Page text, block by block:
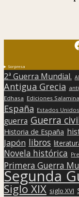
Sorpresa
2ª Guerra Mundial.
Antigua Grecia
Edhasa Ediciones Salamina
España Estados Unidos
guerra Guerra
Historia de España
Japón libros
Novela histórica
Primera Guerra
Segunda
Siglo XIX siglo XVI